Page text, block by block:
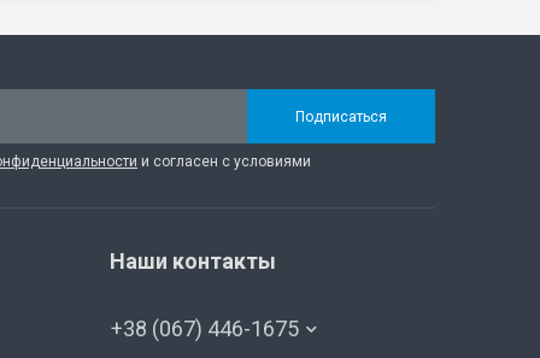
Подписаться
и согласен с условиями
Наши контакты
+38 (067) 446-1675